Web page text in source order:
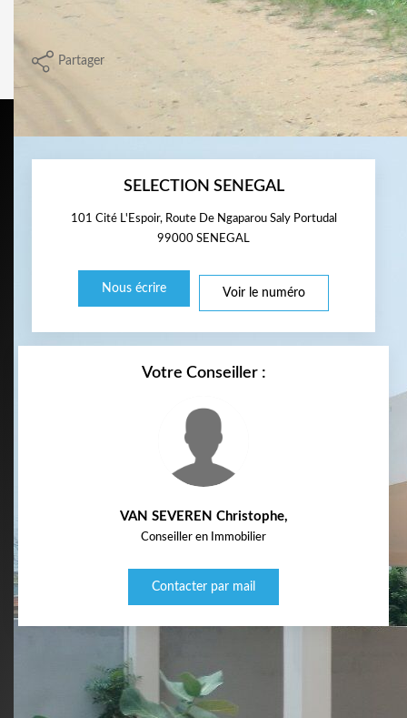
Partager
Calculer mon budget
SELECTION SENEGAL
101 Cité L'Espoir, Route De Ngaparou Saly Portudal
99000 SENEGAL
Nous écrire Voir le numéro
Votre Conseiller :
VAN SEVEREN Christophe,
Conseiller en Immobilier
Contacter par mail